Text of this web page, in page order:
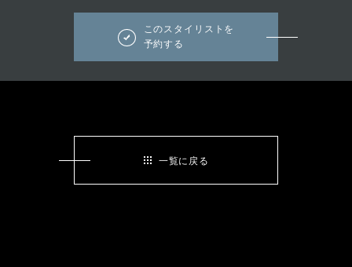
このスタイリストを
予約する
一覧に戻る